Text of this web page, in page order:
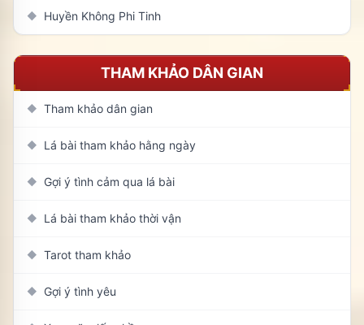
◆ Huyền Không Phi Tinh
THAM KHẢO DÂN GIAN
◆ Tham khảo dân gian
◆ Lá bài tham khảo hằng ngày
◆ Gợi ý tình cảm qua lá bài
◆ Lá bài tham khảo thời vận
◆ Tarot tham khảo
◆ Gợi ý tình yêu